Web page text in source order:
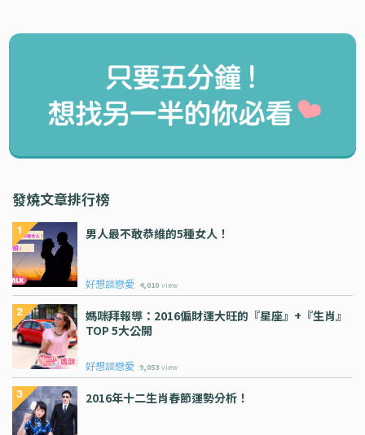
發燒文章排行榜
男人最不敢恭維的5種女人！
好想談戀愛 4,010 view
媽咪拜報導：2016偏財運大旺的『星座』+『生肖』
TOP 5大公開
好想談戀愛 9,053 view
2016年十二生肖春節運勢分析！